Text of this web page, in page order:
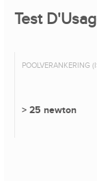
Test
POOLVERANKERING
> 25 newton